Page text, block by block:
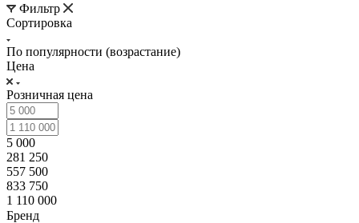
Фильтр
Сортировка
По популярности (возрастание)
Цена
Розничная цена
5 000
281 250
557 500
833 750
1 110 000
Бренд